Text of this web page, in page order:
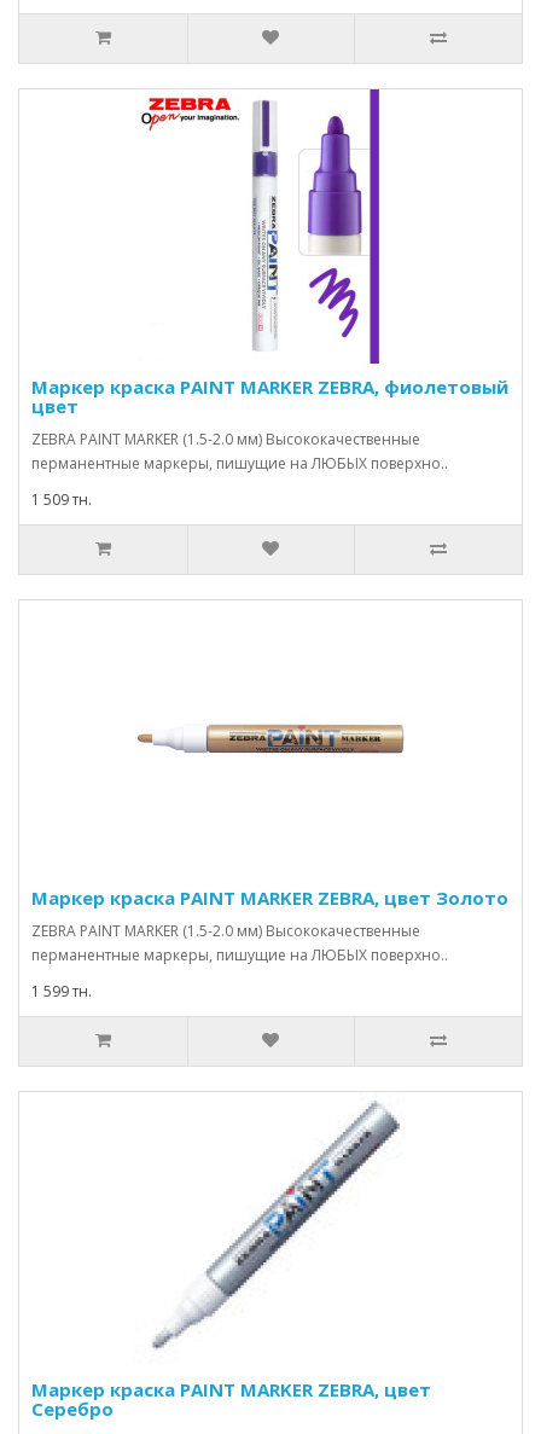
Маркер краска PAINT MARKER ZEBRA, фиолетовый
цвет
ZEBRA PAINT MARKER (1.5-2.0 мм) Высококачественные
перманентные маркеры, пишущие на ЛЮБЫХ поверхно..
1 509 тн.
Маркер краска PAINT MARKER ZEBRA, цвет Золото
ZEBRA PAINT MARKER (1.5-2.0 мм) Высококачественные
перманентные маркеры, пишущие на ЛЮБЫХ поверхно..
1 599 тн.
Маркер краска PAINT MARKER ZEBRA, цвет
Серебро